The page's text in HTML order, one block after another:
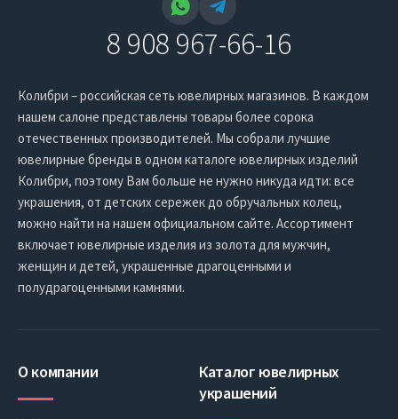
8 908 967-66-16
Колибри – российская сеть ювелирных магазинов. В каждом
нашем салоне представлены товары более сорока
отечественных производителей. Мы собрали лучшие
ювелирные бренды в одном каталоге ювелирных изделий
Колибри, поэтому Вам больше не нужно никуда идти: все
украшения, от детских сережек до обручальных колец,
можно найти на нашем официальном сайте. Ассортимент
включает ювелирные изделия из золота для мужчин,
женщин и детей, украшенные драгоценными и
полудрагоценными камнями.
О компании
Каталог ювелирных
украшений